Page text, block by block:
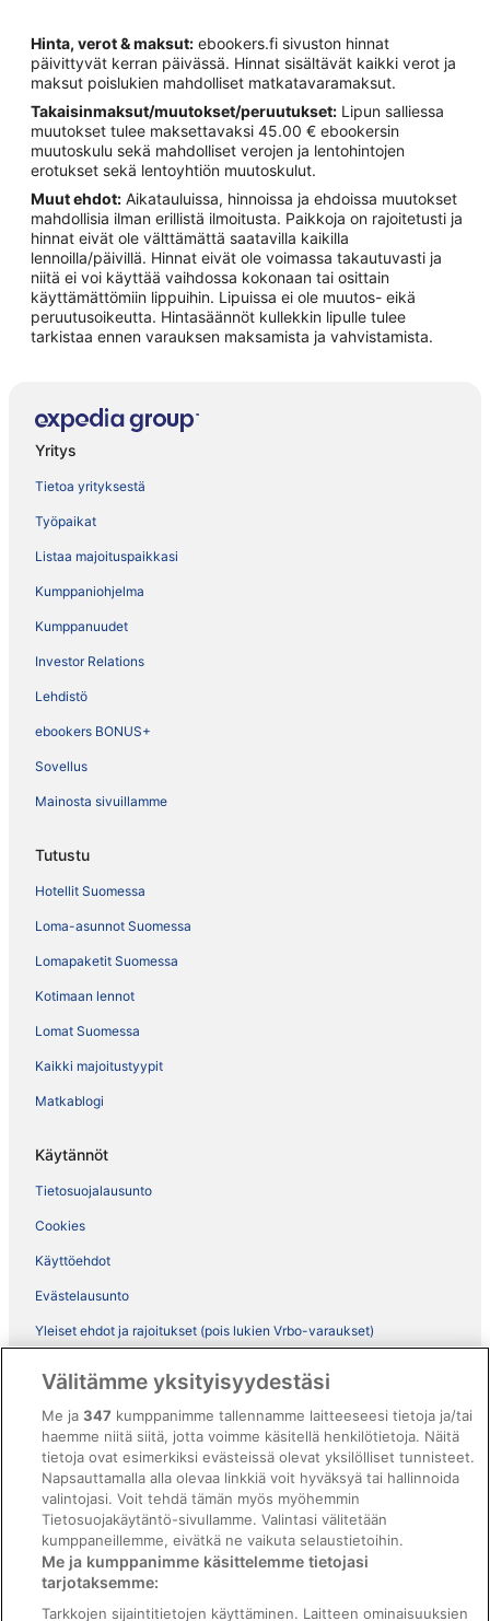
Hinta, verot & maksut: ebookers.fi sivuston hinnat
päivittyvät kerran päivässä. Hinnat sisältävät kaikki verot ja
maksut poislukien mahdolliset matkatavaramaksut.
Takaisinmaksut/muutokset/peruutukset: Lipun salliessa
muutokset tulee maksettavaksi 45.00 € ebookersin
muutoskulu sekä mahdolliset verojen ja lentohintojen
erotukset sekä lentoyhtiön muutoskulut.
Muut ehdot: Aikatauluissa, hinnoissa ja ehdoissa muutokset
mahdollisia ilman erillistä ilmoitusta. Paikkoja on rajoitetusti ja
hinnat eivät ole välttämättä saatavilla kaikilla
lennoilla/päivillä. Hinnat eivät ole voimassa takautuvasti ja
niitä ei voi käyttää vaihdossa kokonaan tai osittain
käyttämättömiin lippuihin. Lipuissa ei ole muutos- eikä
peruutusoikeutta. Hintasäännöt kullekkin lipulle tulee
tarkistaa ennen varauksen maksamista ja vahvistamista.
Yritys
Tietoa yrityksestä
Työpaikat
Listaa majoituspaikkasi
Kumppaniohjelma
Kumppanuudet
Investor Relations
Lehdistö
ebookers BONUS+
Sovellus
Mainosta sivuillamme
Tutustu
Hotellit Suomessa
Loma-asunnot Suomessa
Lomapaketit Suomessa
Kotimaan lennot
Lomat Suomessa
Kaikki majoitustyypit
Matkablogi
Käytännöt
Tietosuojalausunto
Cookies
Käyttöehdot
Evästelausunto
Yleiset ehdot ja rajoitukset (pois lukien Vrbo-varaukset)
ebookers BONUS+ -ohjelman ehdot
Oikeudelliset tiedot / ota meihin yhteyttä
Sisältövaatimukset ja ilmoituksen tekeminen sisällöstä
Tuki
Ota yhteyttä
Välitämme yksityisyydestäsi
Me ja347 kumppanimme tallennamme laitteeseesi tietoja ja/tai
haemme niitä siitä, jotta voimme käsitellä henkilötietoja. Näitä
tietoja ovat esimerkiksi evästeissä olevat yksilölliset tunnisteet.
Napsauttamalla alla olevaa linkkiä voit hyväksyä tai hallinnoida
valintojasi. Voit tehdä tämän myös myöhemmin
Tietosuojakäytäntö-sivullamme. Valintasi välitetään
kumppaneillemme, eivätkä ne vaikuta selaustietoihin.
Me ja kumppanimme käsittelemme tietojasi
tarjotaksemme:
Tarkkojen sijaintitietojen käyttäminen. Laitteen ominaisuuksien